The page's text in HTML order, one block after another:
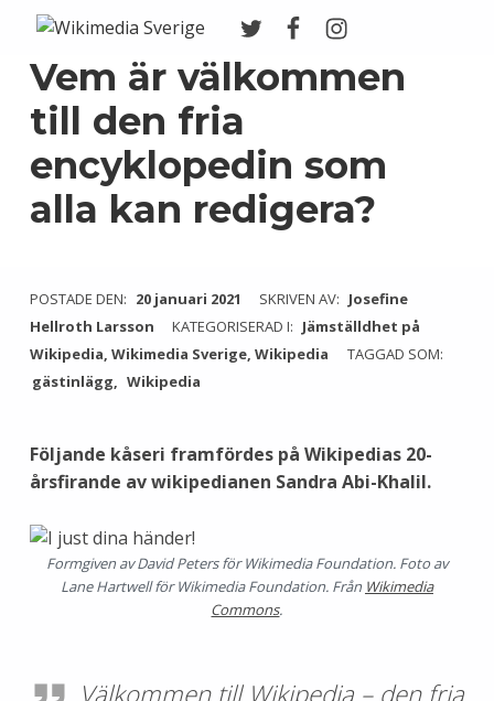
Vem är välkommen
till den fria
encyklopedin som
alla kan redigera?
POSTADE DEN: 20 januari 2021 SKRIVEN AV: Josefine
Hellroth Larsson
KATEGORISERAD I: Jämställdhet på
Wikipedia, Wikimedia Sverige, Wikipedia
TAGGAD SOM:
gästinlägg
Wikipedia
Följande kåseri framfördes på Wikipedias 20-
årsfirande av wikipedianen Sandra Abi-Khalil.
Formgiven av David Peters för Wikimedia Foundation. Foto av
Lane Hartwell för Wikimedia Foundation. Från Wikimedia
Commons.
Välkommen till Wikipedia – den fria